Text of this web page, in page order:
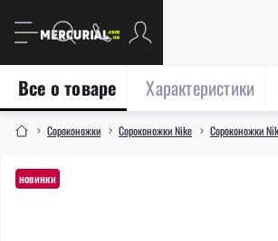
Сороконожки Сороконожки Nike Сороконожки
Все о товаре Характеристики
новинки